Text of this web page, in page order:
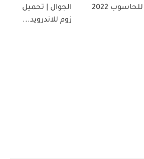
للحاسوب 2022
الجوال | تحميل
زوم للاندرويد...